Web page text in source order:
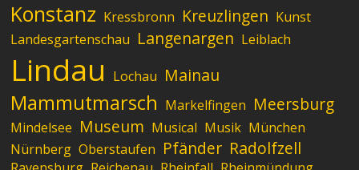
Konstanz Kressbronn Kreuzlingen Kunst
Landesgartenschau Langenargen Leiblach
Lindau Lochau Mainau
Mammutmarsch Markelfingen Meersburg
Mindelsee Museum Musical Musik München
Nürnberg Oberstaufen Pfänder Radolfzell